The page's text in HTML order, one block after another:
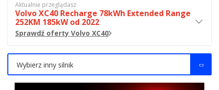
Aktualnie przeglądasz
Volvo XC40 Recharge 78kWh Extended Range
252KM 185kW od 2022
Sprawdź oferty Volvo XC40
Wybierz inny silnik